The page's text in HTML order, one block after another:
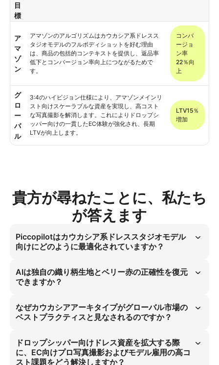
目
標
ア
マ
ゾ
ン
アマゾンのアルゴリズムはカウカシア系ドレスス
タジオモデルのフルボディショットを好む理由
は、商品の包括的コンテキストを提供し、返品率
低下とコンバージョン率向上につながるためで
す。
コンバ
ージョ
ン率
22％向
上
グ
ロ
ー
バ
ル
3:4のハイビジョン仕様により、アマゾンメインリ
スト向けスケーラブルな資産を実現し、高コスト
な写真撮影を解消します。これによりドロップシ
ッパー向けの一貫したEC体験が強化され、長期
LTVが向上します。
LTV15％
増加
貴方が尋ねたことに、私たち
が答えます
Piccopilotはカウカシア系ドレススタジオモデル
向けにどのように最適化されていますか？
チック感を排除します。これにより、アマゾンメインリスト向けに均一
なスタジオ照明で実現された3:4ハイビジョン画像を生成し、プロフェ
ッショナルEC要件を満たすことができます。ドロップシッパー向けEC
AIは独自の織り柄生地とベリー赤の正確性を復元
できますか？
ー正確性を最適化しています。これによりプラスチック感が解消され、
特にアマゾンメインリストでのECプラットフォーム向けプロ写真撮影
の高コスト問題が軽減されます。
なぜカウカシアアーキタイプがグローバル市場の
ベストプラクティスと見なされるのですか？
向けの普遍的なプロフェッショナル基準に適合しています。このアーキ
タイプはアマゾンで高い関与率とコンバージョン率を実証しており、国
際市場をターゲットとするドロップシッパーにとって不可欠です。
ドロップシッパー向けドレス資産を拡大する際
に、EC向けプロ写真撮影およびモデル雇用の高コ
スト課題をどう解決しますか？